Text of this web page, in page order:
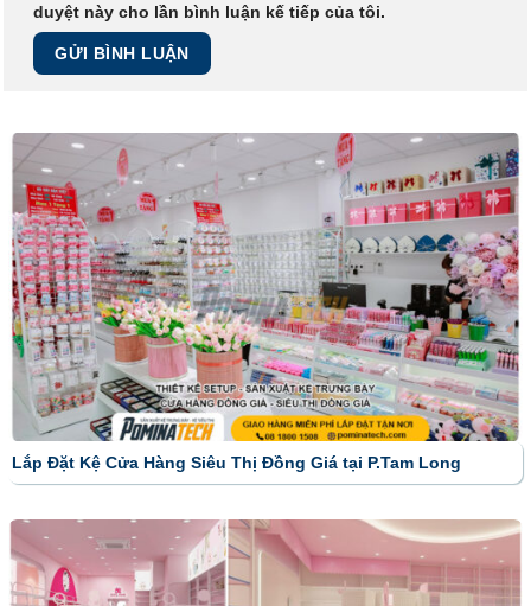
duyệt này cho lần bình luận kế tiếp của tôi.
Lắp Đặt Kệ Cửa Hàng Siêu Thị Đồng Giá tại P.Tam Long